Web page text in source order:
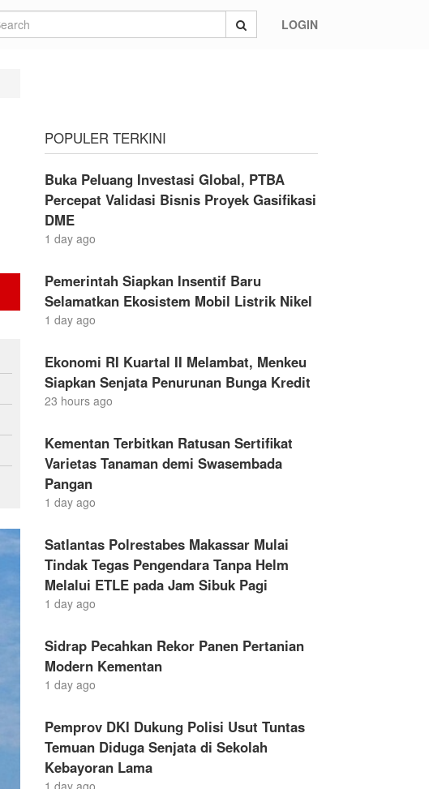
LOGIN
POPULER TERKINI
Buka Peluang Investasi Global, PTBA
Percepat Validasi Bisnis Proyek Gasifikasi
DME
1 day ago
Pemerintah Siapkan Insentif Baru
Selamatkan Ekosistem Mobil Listrik Nikel
1 day ago
Ekonomi RI Kuartal II Melambat, Menkeu
Siapkan Senjata Penurunan Bunga Kredit
23 hours ago
Kementan Terbitkan Ratusan Sertifikat
Varietas Tanaman demi Swasembada
Pangan
1 day ago
Satlantas Polrestabes Makassar Mulai
Tindak Tegas Pengendara Tanpa Helm
Melalui ETLE pada Jam Sibuk Pagi
1 day ago
Sidrap Pecahkan Rekor Panen Pertanian
Modern Kementan
1 day ago
Pemprov DKI Dukung Polisi Usut Tuntas
Temuan Diduga Senjata di Sekolah
Kebayoran Lama
1 day ago